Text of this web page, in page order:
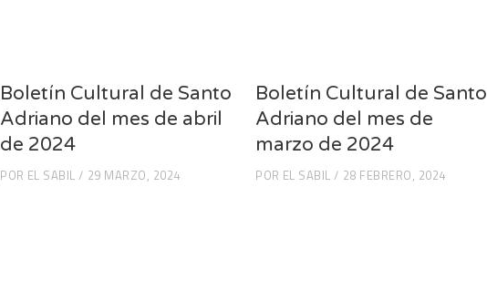
Boletín Cultural de Santo
Adriano del mes de abril
de 2024
POR EL SABIL 29 MARZO, 2024
Boletín Cultural de Santo
Adriano del mes de
marzo de 2024
POR EL SABIL 28 FEBRERO, 2024